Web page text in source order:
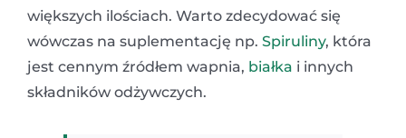
większych ilościach. Warto zdecydować się
wówczas na suplementację np. Spiruliny, która
jest cennym źródłem wapnia, białka i innych
składników odżywczych.